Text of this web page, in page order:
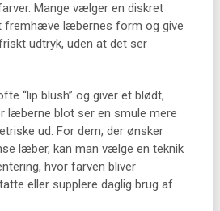
Mange vælger en diskret
læbernes form og give
udtryk, uden at det ser
“lip blush” og giver et blødt,
læberne blot ser en smule mere
ud. For dem, der ønsker
læber, kan man vælge en teknik
hvor farven bliver
eller supplere daglig brug af